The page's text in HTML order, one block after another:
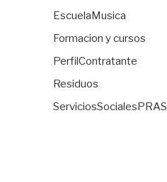
EscuelaMusica
Formacion y cursos
PerfilContratante
Residuos
ServiciosSocialesPRAS